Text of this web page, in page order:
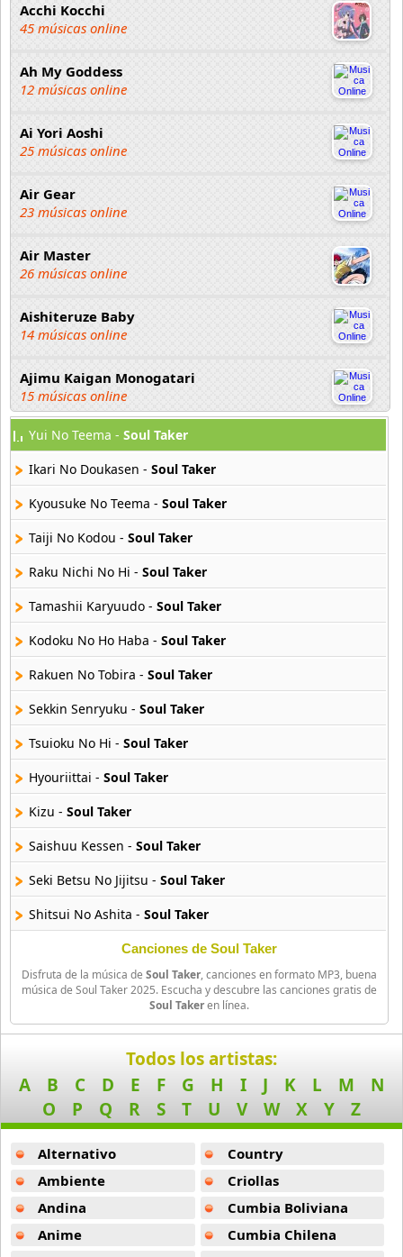
Acchi Kocchi
45 músicas online
Ah My Goddess
12 músicas online
Ai Yori Aoshi
25 músicas online
Air Gear
23 músicas online
Air Master
26 músicas online
Aishiteruze Baby
14 músicas online
Ajimu Kaigan Monogatari
15 músicas online
Akahori Gedou Hour Rabuge
29 músicas online
Akane Iro Ni Samoru Saka
26 músicas online
6 músicas online
Akikan
15 músicas online
Alejandro Arnais
3 músicas online
Amaenaideyo
26 músicas online
Amagami Ss
50 músicas online
Amatsuki
20 músicas online
Angel Beats
39 músicas online
Angel Heart
Angel Sanctuary
Angelic Layer
3 músicas online
Ano Natsu De Matteru
Another
Yui No Teema - Soul Taker
Ikari No Doukasen - Soul Taker
Kyousuke No Teema - Soul Taker
Taiji No Kodou - Soul Taker
Raku Nichi No Hi - Soul Taker
Tamashii Karyuudo - Soul Taker
Kodoku No Ho Haba - Soul Taker
Rakuen No Tobira - Soul Taker
Sekkin Senryuku - Soul Taker
Tsuioku No Hi - Soul Taker
Hyouriittai - Soul Taker
Kizu - Soul Taker
Saishuu Kessen - Soul Taker
Seki Betsu No Jijitsu - Soul Taker
Shitsui No Ashita - Soul Taker
Soul Taker
Souruteikaa No Teema -Soul Taker
Soul Taker
Toppakou -
Soul Taker
Bunshin -Soul Taker
Kanashimi No Tatakai -
Soul Taker
Memory -Soul Taker
Canciones de Soul Taker
Disfruta de la música de Soul Taker, canciones en formato MP3, buena
música de Soul Taker 2025. Escucha y descubre las canciones gratis de
Soul Takeren línea.
Todos los artistas:
A
B C D E F G H I J K L M
N
O
P Q R S T U V W X Y Z
Alternativo
Ambiente
Andina
Anime
Country
Criollas
Cumbia Boliviana
Cumbia Chilena